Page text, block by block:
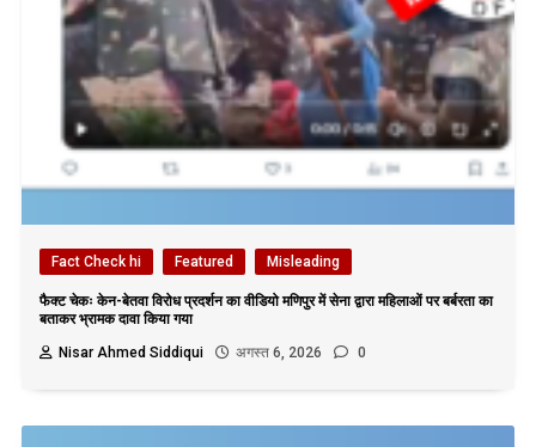
Fact Check hi Featured Misleading
फैक्ट चेकः केन-बेतवा विरोध प्रदर्शन का वीडियो मणिपुर में सेना द्वारा महिलाओं पर बर्बरता का
बताकर भ्रामक दावा किया गया
Nisar Ahmed Siddiqui
अगस्त 6, 2026 0